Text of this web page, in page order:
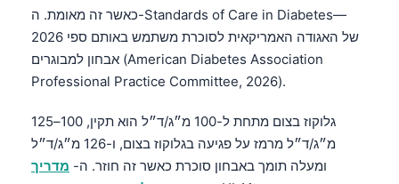
כאשר זה מאומת. ה-Standards of Care in Diabetes—
2026 של האגודה האמריקאית לסוכרת משתמש באותם ספי
אבחון למבוגרים (American Diabetes Association
Professional Practice Committee, 2026).
גלוקוז בצום מתחת ל-100 מ״ג/ד״ל הוא תקין, 100–125
מ״ג/ד״ל מרמז על פגיעה בגלוקוז בצום, ו-126 מ״ג/ד״ל
ומעלה תומך באבחון סוכרת כאשר זה חוזר. ה- מדריך
العربية المغربية
Afrikaans
Монгол
ພາສາລາວ
Basa Jawa
Cebuano